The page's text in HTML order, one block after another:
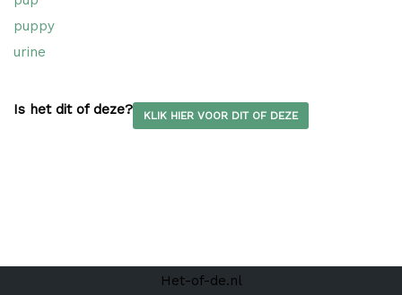
puppy
urine
Is het dit of deze? KLIK HIER VOOR DIT OF DEZE
Het-of-de.nl